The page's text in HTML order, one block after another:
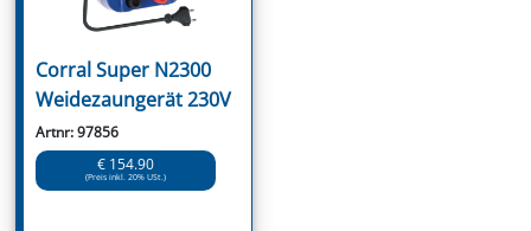
Corral Super N2300
Weidezaungerät 230V
Artnr: 97856
€ 154.90
(Preis inkl. 20% USt.)